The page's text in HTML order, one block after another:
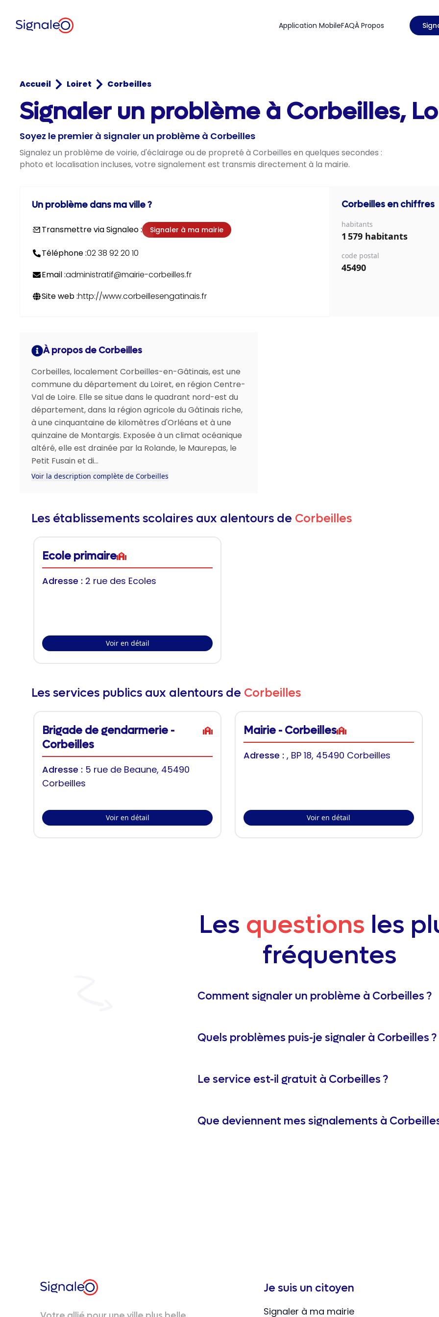
Application MobileFAQÀ Propos
Accueil Loiret Corbeilles
Signaler un problème à Corbeilles,
Soyez le premier à signaler un problème à Corbeilles
Signalez un problème de voirie, d'éclairage ou de propreté à Corbeilles en quelques secondes :
photo et localisation incluses, votre signalement est transmis directement à la mairie.
Un problème dans ma ville ?
Transmettre via Signaleo : Signaler à ma mairie
Téléphone :02 38 92 20 10
Email :administratif@mairie-corbeilles.fr
Site web :http://www.corbeillesengatinais.fr
Corbeilles en chiffres
habitants
1 579 habitants
code postal
45490
À propos de Corbeilles
Corbeilles, localement Corbeilles-en-Gâtinais, est une
commune du département du Loiret, en région Centre-
Val de Loire. Elle se situe dans le quadrant nord-est du
département, dans la région agricole du Gâtinais riche,
à une cinquantaine de kilomètres d'Orléans et à une
quinzaine de Montargis. Exposée à un climat océanique
altéré, elle est drainée par la Rolande, le Maurepas, le
Petit Fusain et di...
Voir la description complète de Corbeilles
Les établissements scolaires aux alentours de Corbeilles
Ecole primaire
Adresse : 2 rue des Ecoles
Voir en détail
Les services publics aux alentours de Corbeilles
Brigade de gendarmerie -
Corbeilles
Adresse : 5 rue de Beaune, 45490
Corbeilles
Voir en détail
Mairie - Corbeilles
Adresse : , BP 18, 45490 Corbeilles
Voir en détail
Les questions les
fréquentes
Comment signaler un problème à Corbeilles ?
Quels problèmes puis-je signaler à Corbeilles ?
Le service est-il gratuit à Corbeilles ?
Que deviennent mes signalements à
Je suis un citoyen
Signaler à ma mairie